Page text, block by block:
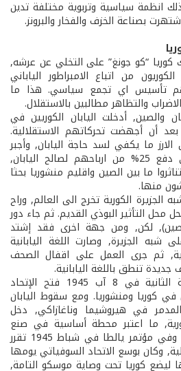
كذلك انظمة سياسية وتربوية مختلفة تدين
بصناعة الخزف والفخار والبرونز.
ملك كوريا “كو جونغ” على التخلي عن عرشه,
من اتباع الامبراطور الياباني
تأسيس اي تجمع سياسي. هذا ما
والتظاهر مطالبين بالاستقلال.
والصين, أدخلت اليابان الكوريين في
بعد أن أجهضت تحركاتهم الاستقلالية.
ما يكفي لسد حاجة اليابان, وأجبر
رجال الاعمال الكوريون على دفع 25% من ارباحهم لصالح اليابان,
ما بين الصين واقليم منشوريا بحثا
منها.
الكورية تخرج الى العالم, وراح
محل التأثير البوذي القديم. ثم جاء دور
لكن, ومن جهة اخرى فقد إشتد
شبه الجزيرة, وصارت اللغة اليابانية
ثم جرى العمل على اقفال الصحف
تنطق باللغة اليابانية.
ومع انتهاء الحرب العالمية الثانية في 8 آب 1945 فتح الإتحاد
في كوريا ومنشوريا. ومع سقوط اليابان
في هيروشيما وناغازاكي, دخل
ما اعتبر محطة أساسية في صنع
التاريخ الحديث لشبه الجزيرة. وفي مؤتمر يالطا في شباط 1945 تقرر
وكان بوسع الاتحاد السوفياتي يومها
ليضع كوريا تحت وصاية موسكو التامة,